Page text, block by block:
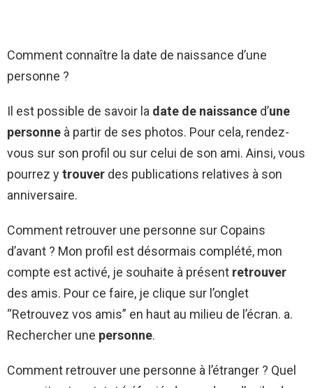
Comment connaître la date de naissance d’une
personne ?
Il est possible de savoir la date de naissance d’une
personne à partir de ses photos. Pour cela, rendez-
vous sur son profil ou sur celui de son ami. Ainsi, vous
pourrez ytrouver des publications relatives à son
anniversaire.
Comment retrouver une personne sur Copains
d’avant ? Mon profil est désormais complété, mon
compte est activé, je souhaite à présent retrouver
des amis. Pour ce faire, je clique sur l’onglet
“Retrouvez vos amis” en haut au milieu de l’écran. a.
Rechercher une personne.
Comment retrouver une personne à l’étranger ? Quel